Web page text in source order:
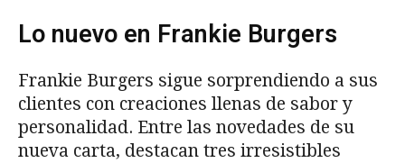
Lo nuevo en Frankie Burgers
Frankie Burgers sigue sorprendiendo a sus
clientes con creaciones llenas de sabor y
personalidad. Entre las novedades de su
nueva carta, destacan tres irresistibles